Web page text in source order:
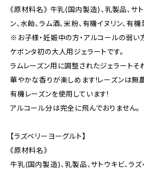
《原材料名》 牛乳(国内製造)、乳製品、サ
ン、水飴、ラム酒、米粉、有機イヌリン、有
※お子様・妊娠中の方・アルコールの弱い
ケボンタ初の大人用ジェラートです。
ラムレーズン用に調整されたジェラート
華やかな香りが楽しめます!レーズンは無
有機レーズンを使用しています!
アルコール分は完全に飛んでおりません。
【ラズベリーヨーグルト】
《原材料名》
牛乳(国内製造)、乳製品、サトウキビ、ラズ